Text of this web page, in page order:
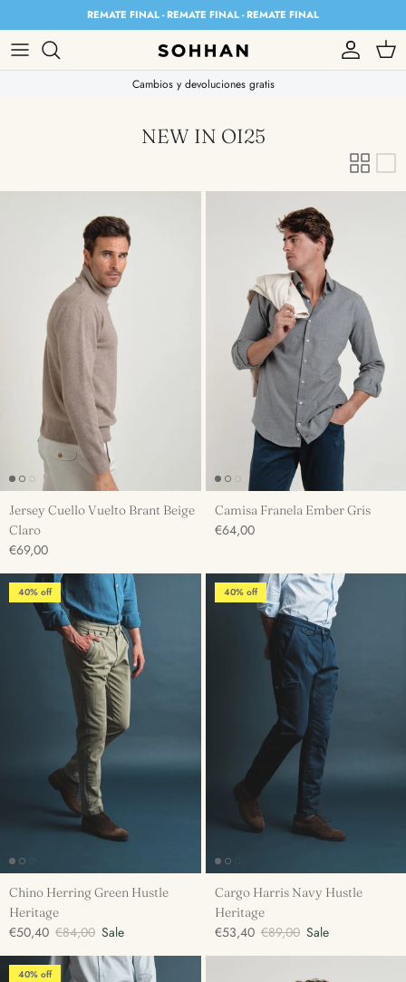
REMATE FINAL - REMATE FINAL - REMATE FINAL
Account
Cart
Cambios y devoluciones gratis
NEW IN OI25
Jersey Cuello Vuelto Brant Beige
Claro
€69,00
Camisa Franela Ember Gris
€64,00
40% off
Chino Herring Green Hustle
Heritage
€50,40 €84,00 Sale
40% off
Cargo Harris Navy Hustle
Heritage
€53,40 €89,00 Sale
40% off